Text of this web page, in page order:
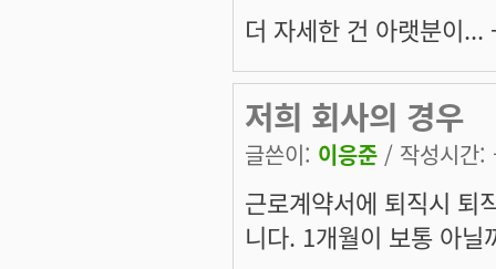
더 자세한 건 아랫분이...
저희 회사의 경우
글쓴이: 이응준 / 작성시간
근로계약서에 퇴직시 퇴
니다. 1개월이 보통 아닐